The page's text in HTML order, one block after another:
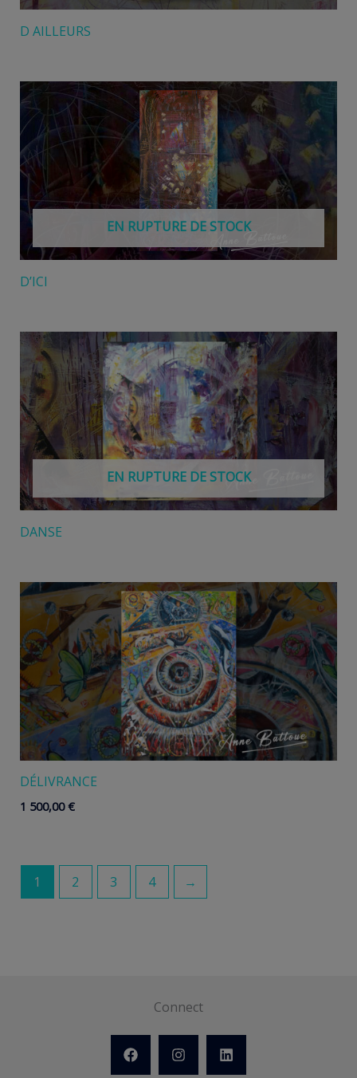
D AILLEURS
EN RUPTURE DE STOCK
D’ICI
EN RUPTURE DE STOCK
DANSE
DÉLIVRANCE
1 500,00€
1 2 3 4 →
Connect